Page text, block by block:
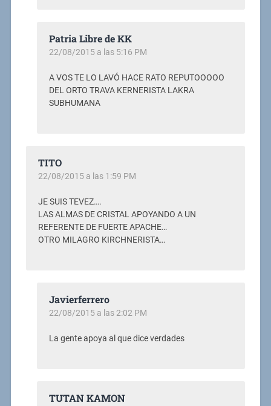
Patria Libre de KK
22/08/2015 a las 5:16 PM
A VOS TE LO LAVÓ HACE RATO REPUTOOOOO
DEL ORTO TRAVA KERNERISTA LAKRA
SUBHUMANA
TITO
22/08/2015 a las 1:59 PM
JE SUIS TEVEZ….
LAS ALMAS DE CRISTAL APOYANDO A UN
REFERENTE DE FUERTE APACHE…
OTRO MILAGRO KIRCHNERISTA…
Javierferrero
22/08/2015 a las 2:02 PM
La gente apoya al que dice verdades
TUTAN KAMON